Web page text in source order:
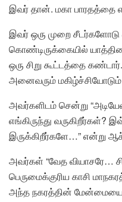
இவர் தான். மகா பாரதத்தை
இவர் ஒரு முறை சீடர்களோடு
கொண்டிருக்கையில்
ஒரு சிறு கூட்டத்தை
அனைவரும் மகிழ்ச்சியோடும்
அவர்களிடம் சென்று
எங்கிருந்து வருகிறீர்கள்?
இருக்கிறீர்களே…” என்று
அவர்கள் “வேத வியாசரே…
பெருமைக்குரிய காசி
அந்த நகரத்தின்